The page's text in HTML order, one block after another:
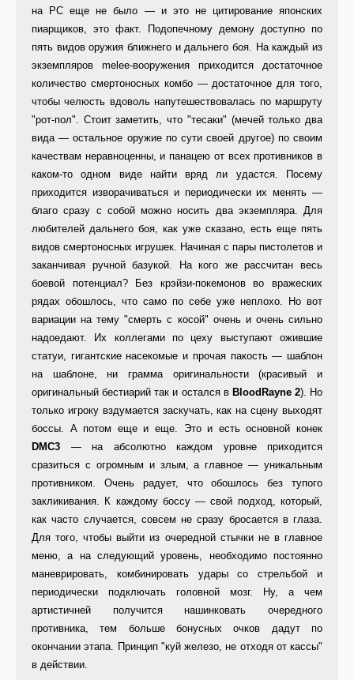
на PC еще не было — и это не цитирование японских
пиарщиков, это факт. Подопечному демону доступно по
пять видов оружия ближнего и дальнего боя. На каждый из
экземпляров melee-вооружения приходится достаточное
количество смертоносных комбо — достаточное для того,
чтобы челюсть вдоволь напутешествовалась по маршруту
"рот-пол". Стоит заметить, что "тесаки" (мечей только два
вида — остальное оружие по сути своей другое) по своим
качествам неравноценны, и панацею от всех противников в
каком-то одном виде найти вряд ли удастся. Посему
приходится изворачиваться и периодически их менять —
благо сразу с собой можно носить два экземпляра. Для
любителей дальнего боя, как уже сказано, есть еще пять
видов смертоносных игрушек. Начиная с пары пистолетов и
заканчивая ручной базукой. На кого же рассчитан весь
боевой потенциал? Без крэйзи-покемонов во вражеских
рядах обошлось, что само по себе уже неплохо. Но вот
вариации на тему "смерть с косой" очень и очень сильно
надоедают. Их коллегами по цеху выступают ожившие
статуи, гигантские насекомые и прочая пакость — шаблон
на шаблоне, ни грамма оригинальности (красивый и
оригинальный бестиарий так и остался в BloodRayne 2). Но
только игроку вздумается заскучать, как на сцену выходят
боссы. А потом еще и еще. Это и есть основной конек
DMC3 — на абсолютно каждом уровне приходится
сразиться с огромным и злым, а главное — уникальным
противником. Очень радует, что обошлось без тупого
закликивания. К каждому боссу — свой подход, который,
как часто случается, совсем не сразу бросается в глаза.
Для того, чтобы выйти из очередной стычки не в главное
меню, а на следующий уровень, необходимо постоянно
маневрировать, комбинировать удары со стрельбой и
периодически подключать головной мозг. Ну, а чем
артистичней получится нашинковать очередного
противника, тем больше бонусных очков дадут по
окончании этапа. Принцип "куй железо, не отходя от кассы"
в действии.